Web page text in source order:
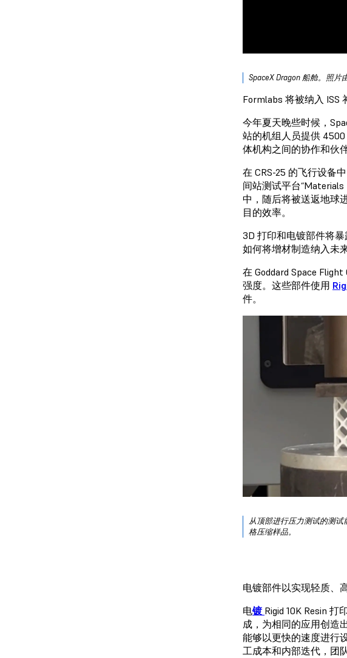
SpaceX Dragon 船舱。照片
Formlabs 将被纳入 ISS
今年夏天晚些时候，
站的机组人员提供
体机构之间的协作和伙
在 CRS-25 的飞行设备
间站测试平台
中，随后将被送返地球
目的效率。
3D 打印和电镀部件将
如何将增材制造纳入未
在 Goddard Space
强度。这些部件使用
件。
从顶部进行压力测试的测试
格压缩样品。
电镀部件以实现轻质、
电镀 Rigid 10K Resin
成，为相同的应用创造
能够以更快的速度进行
工成本和内部迭代，团